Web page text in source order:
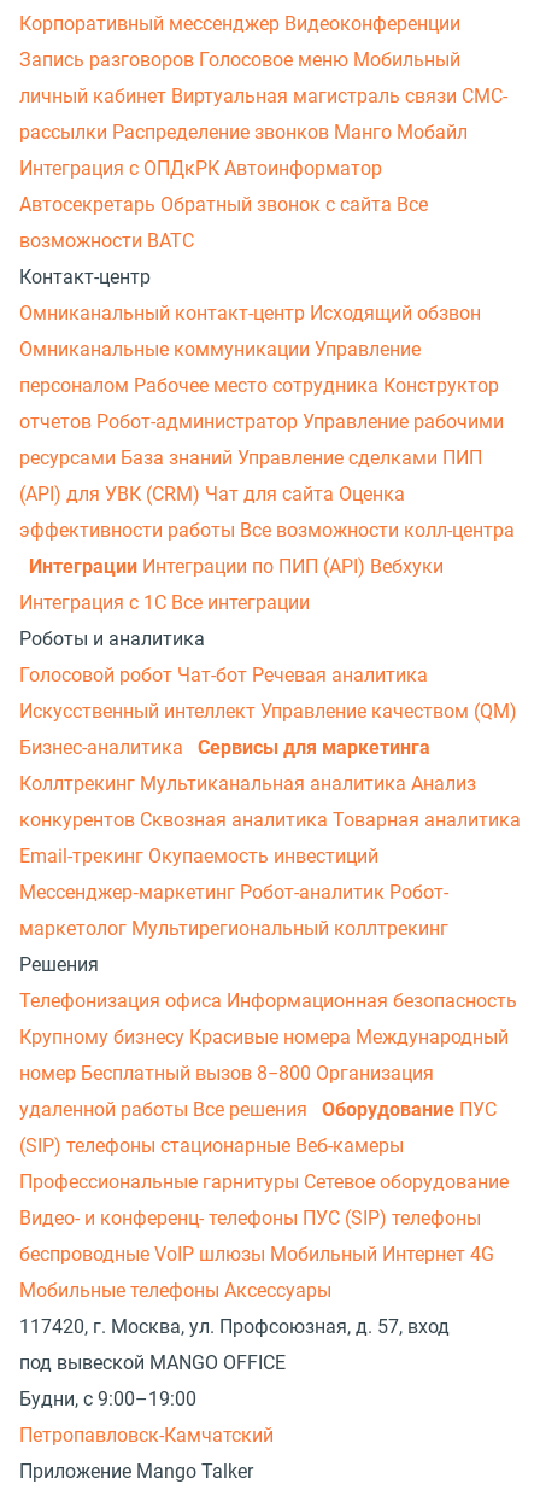
Корпоративный мессенджер Видеоконференции
Запись разговоров Голосовое меню Мобильный
личный кабинет Виртуальная магистраль связи СМС-
рассылки Распределение звонков Манго Мобайл
Интеграция с ОПДкРК Автоинформатор
Автосекретарь Обратный звонок с сайта Все
возможности ВАТС
Контакт-центр
Омниканальный контакт-центр Исходящий обзвон
Омниканальные коммуникации Управление
персоналом Рабочее место сотрудника Конструктор
отчетов Робот-администратор Управление рабочими
ресурсами База знаний Управление сделками ПИП
(API) для УВК (CRM) Чат для сайта Оценка
эффективности работы Все возможности колл-центра
Интеграции Интеграции по ПИП (API) Вебхуки
Интеграция с 1С Все интеграции
Роботы и аналитика
Голосовой робот Чат-бот Речевая аналитика
Искусственный интеллект Управление качеством (QM)
Бизнес-аналитика
Сервисы для маркетинга
Коллтрекинг Мультиканальная аналитика Анализ
конкурентов Сквозная аналитика Товарная аналитика
Email-трекинг Окупаемость инвестиций
Мессенджер‑маркетинг Робот-аналитик Робот-
маркетолог Мультирегиональный коллтрекинг
Решения
Телефонизация офиса Информационная безопасность
Крупному бизнесу Красивые номера Международный
номер Бесплатный вызов 8−800 Организация
удаленной работы Все решения Оборудование ПУС
(SIP) телефоны стационарные Веб-камеры
Профессиональные гарнитуры Сетевое оборудование
Видео- и конференц- телефоны ПУС (SIP) телефоны
беспроводные VoIP шлюзы Мобильный Интернет 4G
Мобильные телефоны Аксессуары
117420, г. Москва, ул. Профсоюзная, д. 57, вход
под вывеской MANGO OFFICE
Будни, с 9:00–19:00
Петропавловск-Камчатский
Приложение Mango Talker